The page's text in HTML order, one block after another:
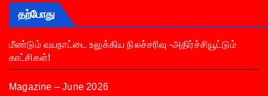
தற்போது
மீண்டும் வயநாட்டை உலுக்கிய நிலச்சரிவு -அதிர்ச்சியூட்டும்
காட்சிகள்!
Magazine – June 2026